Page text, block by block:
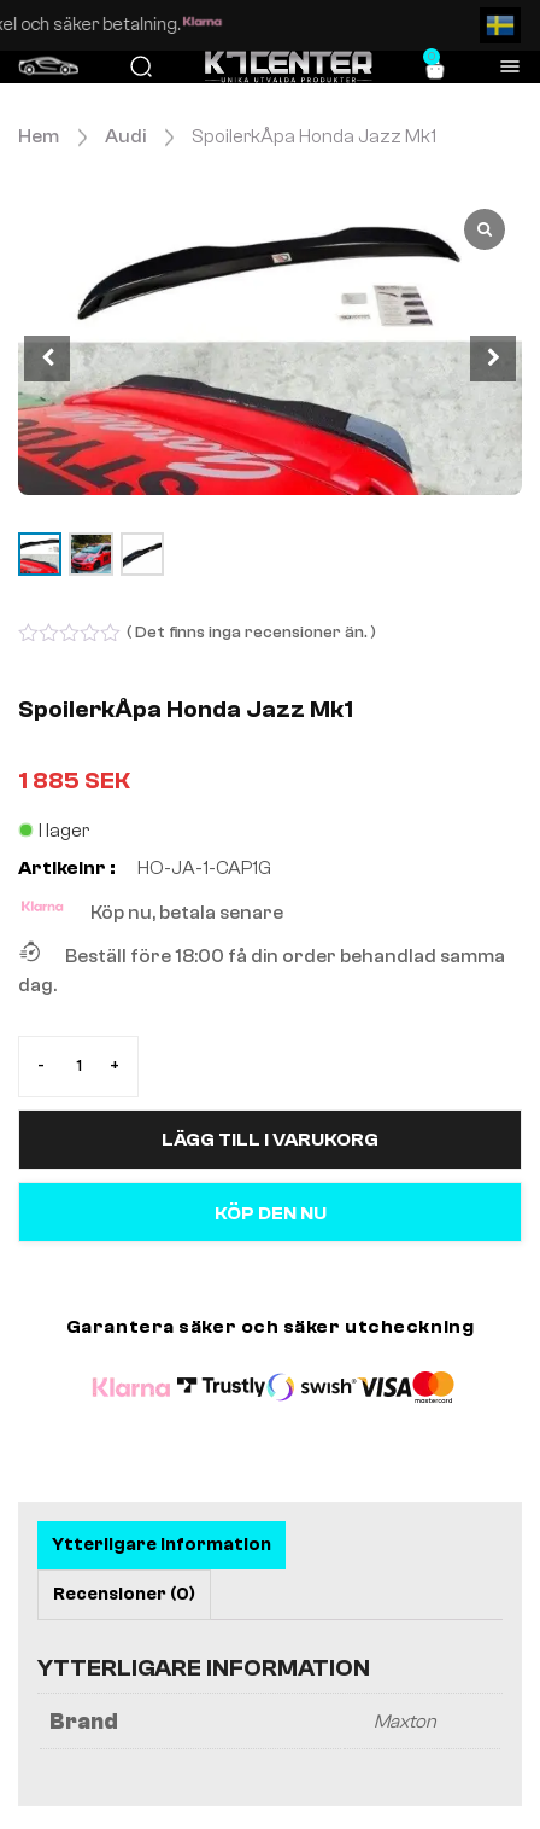
Enkel och säker betalning.
0
Hem Audi SpoilerkÅpa Honda Jazz Mk1
of
5
( Det finns inga recensioner än. )
SpoilerkÅpa Honda Jazz Mk1
1 885 SEK
I lager
Artikelnr :
HO-JA-1-CAP1G
Köp nu, betala senare
Beställ före 18:00 få din order behandlad samma
dag.
- +
LÄGG TILL I VARUKORG
KÖP DEN NU
Garantera säker och säker utcheckning
Ytterligare information
Recensioner (0)
YTTERLIGARE INFORMATION
Brand Maxton